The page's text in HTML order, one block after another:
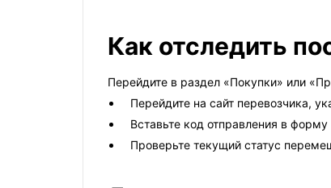
Как отследить
Перейдите в раздел «Покупки» или
Перейдите на сайт перевозчика,
Вставьте код отправления в
Проверьте текущий статус